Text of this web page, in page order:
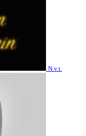
N.v.t.